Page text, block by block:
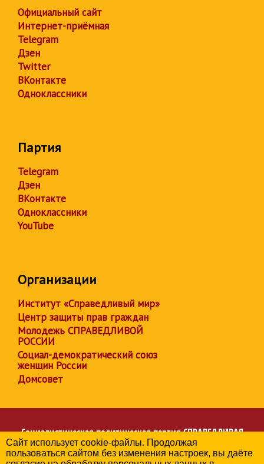
Официальный сайт
Интернет-приёмная
Telegram
Дзен
Twitter
ВКонтакте
Одноклассники
Партия
Telegram
Дзен
ВКонтакте
Одноклассники
YouTube
Организации
Институт «Справедливый мир»
Центр защиты прав граждан
Молодежь СПРАВЕДЛИВОЙ
РОССИИ
Социал-демократический союз
женщин России
Домсовет
Социалистическая политическая партияСПРАВЕДЛИВАЯ
РОССИЯ
Региональное отделение партии в Брянской области
Сайт использует cookie-файлы. Продолжая
пользоваться сайтом без изменения настроек, вы даёте